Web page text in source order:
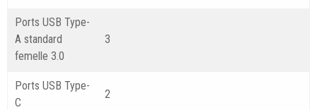
Ports USB Type-
A standard
femelle 3.0
3
Ports USB Type-
C
2